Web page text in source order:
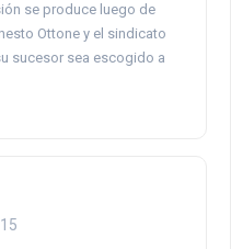
se produce luego de
Ottone y el sindicato
sucesor sea escogido a